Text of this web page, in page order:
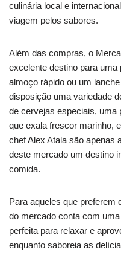
culinária local e
viagem pelos sabores.
Além das compras, o
excelente destino para
almoço rápido ou um
disposição uma variedade
de cervejas especiais, uma
que exala frescor marinho,
chef Alex Atala são apenas
deste mercado um destino
comida.
Para aqueles que preferem
do mercado conta com
perfeita para relaxar e
enquanto saboreia as